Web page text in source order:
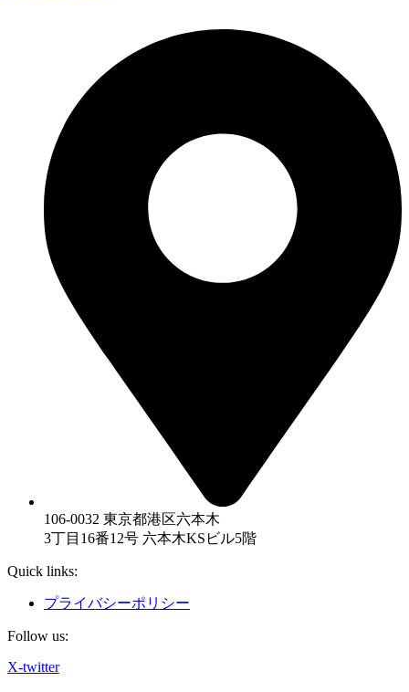
106-0032 東京都港区六本木
3丁目16番12号 六本木KSビル5階
Quick links:
プライバシーポリシー
Follow us:
X-twitter